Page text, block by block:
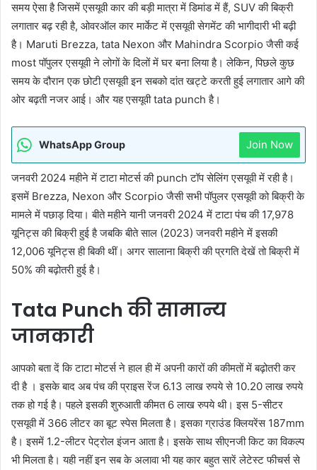
समय ऐसा है जिसमें एसयूवी कार की बड़ी मात्रा में डिमांड में हैं, SUV की बिक्री
लगातार बढ़ रही है, ओवरऑल कार मार्केट में एसयूवी सेगमेंट की भागीदारी भी बढ़ी
है। Maruti Brezza, tata Nexon और Mahindra Scorpio जैसी कई
most पॉपुलर एसयूवी ने लोगों के दिलों में घर बना लिया है। लेकिन, पिछले कुछ
समय के दौरान एक छोटी एसयूवी इन सबको दांत खट्टे करती हुई लगातार आगे की
ओर बढ़ती नजर आई। और यह एसयूवी tata punch है।
WhatsApp Group Join Now
जनवरी 2024 महीने में टाटा मोटर्स की punch टॉप सेलिंग एसयूवी में रही है।
इसमें Brezza, Nexon और Scorpio जैसी सभी पॉपुलर एसयूवी को बिक्री के
मामले में पछाड़ दिया। बीते महीने यानी जनवरी 2024 में टाटा पंच की 17,978
यूनिट्स की बिक्री हुई है जबकि बीते साल (2023) जनवरी महीने में इसकी
12,006 यूनिट्स ही बिकी थीं। अगर सालाना बिक्री की प्रगति देखें तो बिक्री में
50% की बढ़ोतरी हुई है।
Tata Punch की सामान्य
जानकारी
आपको बता दें कि टाटा मोटर्स ने हाल ही में अपनी कारों की कीमतों में बढ़ोतरी कर
दी है । इसके बाद अब पंच की प्राइस रेंज 6.13 लाख रुपये से 10.20 लाख रुपये
तक हो गई है। पहले इसकी शुरुआती कीमत 6 लाख रुपये थी। इस 5-सीटर
एसयूवी में 366 लीटर का बूट स्पेस मिलता है। इसका ग्राउंड क्लियरेंस 187mm
है। इसमें 1.2-लीटर पेट्रोल इंजन आता है। इसके साथ सीएनजी किट का विकल्प
भी मिलता है। यही नहीं इन सब के अलावा भी यह कार बहुत सारें लेटेस्ट फीचर्स से